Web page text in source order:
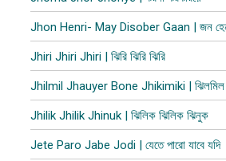
Jhon Henri- May Disober Gaan | জন
Jhiri Jhiri Jhiri | ঝিরি ঝিরি ঝিরি
Jhilmil Jhauyer Bone Jhikimiki | ঝিলমিল
Jhilik Jhilik Jhinuk | ঝিলিক ঝিলিক ঝিনুক
Jete Paro Jabe Jodi | যেতে পারো যাবে যদি